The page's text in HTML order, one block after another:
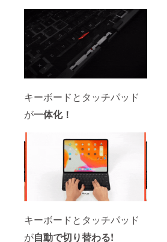
キーボードとタッチパッド
が一体化！
キーボードとタッチパッド
が自動で切り替わる!